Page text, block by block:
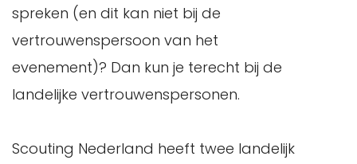
spreken (en dit kan niet bij de
vertrouwenspersoon van het
evenement)? Dan kun je terecht bij de
landelijke vertrouwenspersonen.
Scouting Nederland heeft twee landelijk